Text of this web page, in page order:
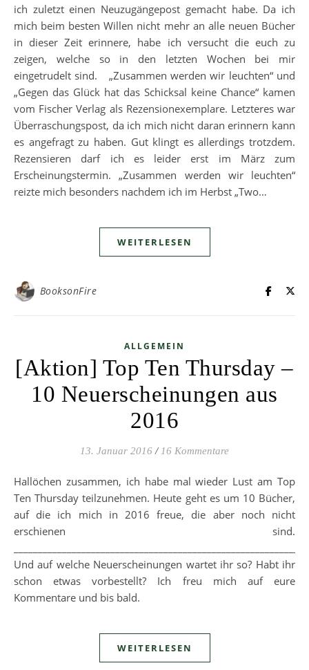
ich zuletzt einen Neuzugängepost gemacht habe. Da ich
mich beim besten Willen nicht mehr an alle neuen Bücher
in dieser Zeit erinnere, habe ich versucht die euch zu
zeigen, welche so in den letzten Wochen bei mir
eingetrudelt sind. „Zusammen werden wir leuchten“ und
„Gegen das Glück hat das Schicksal keine Chance“ kamen
vom Fischer Verlag als Rezensionexemplare. Letzteres war
Überraschungspost, da ich mich nicht daran erinnern kann
es angefragt zu haben. Gut klingt es allerdings trotzdem.
Rezensieren darf ich es leider erst im März zum
Erscheinungstermin. „Zusammen werden wir leuchten“
reizte mich besonders nachdem ich im Herbst „Two…
WEITERLESEN
BooksonFire
ALLGEMEIN
[Aktion] Top Ten Thursday –
10 Neuerscheinungen aus
2016
13. Januar 2016 / 16 Kommentare
Hallöchen zusammen, ich habe mal wieder Lust am Top
Ten Thursday teilzunehmen. Heute geht es um 10 Bücher,
auf die ich mich in 2016 freue, die aber noch nicht
erschienen sind.
Und auf welche Neuerscheinungen wartet ihr so? Habt ihr
schon etwas vorbestellt? Ich freu mich auf eure
Kommentare und bis bald.
WEITERLESEN